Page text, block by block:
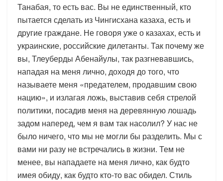
Танабая, то есть вас. Вы не единственный, кто
пытается сделать из Чингисхана казаха, есть и
другие граждане. Не говоря уже о казахах, есть и
украинские, российские дилетанты. Так почему же
вы, Тлеуберды Абенайулы, так разгневавшись,
нападая на меня лично, доходя до того, что
называете меня «предателем, продавшим свою
нацию», и излагая ложь, выставив себя стрелой
политики, посадив меня на деревянную лошадь
задом наперед, чем я вам так насолил? У нас не
было ничего, что мы не могли бы разделить. Мы с
вами ни разу не встречались в жизни. Тем не
менее, вы нападаете на меня лично, как будто
имея обиду, как будто кто-то вас обидел. Стиль